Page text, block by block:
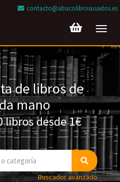
contacto@abacolibrosusados.es
de libros de
mano
libros desde 1€
Buscador avanzado